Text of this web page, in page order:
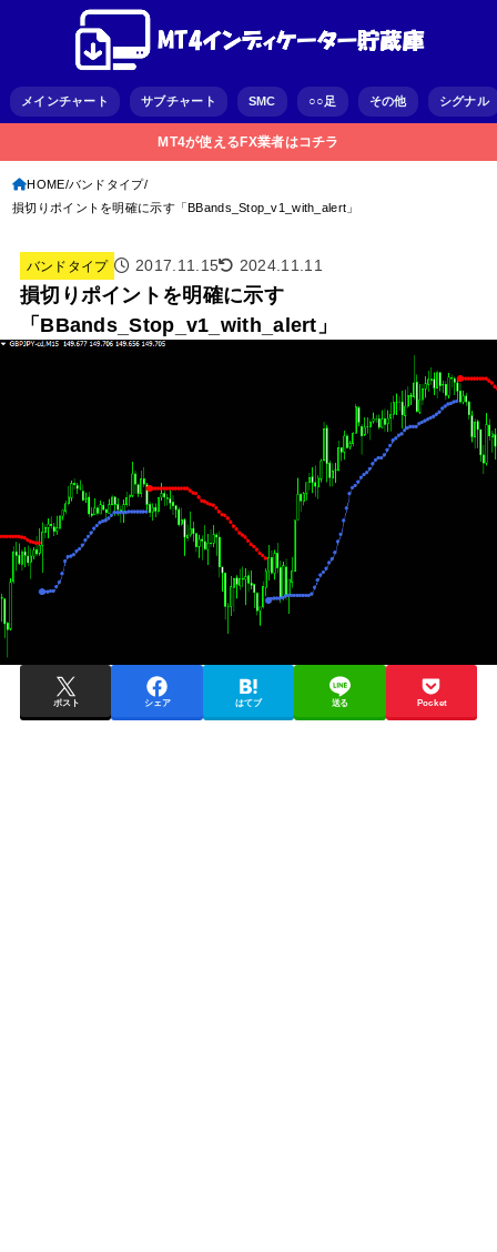
メインチャート サブチャート SMC ○○足 その他 シグナル
MT4が使えるFX業者はコチラ
HOME バンドタイプ
損切りポイントを明確に示す「BBands_Stop_v1_with_alert」
バンドタイプ 2017.11.15 2024.11.11
損切りポイントを明確に示す
「BBands_Stop_v1_with_alert」
ポスト シェア はてブ 送る Pocket